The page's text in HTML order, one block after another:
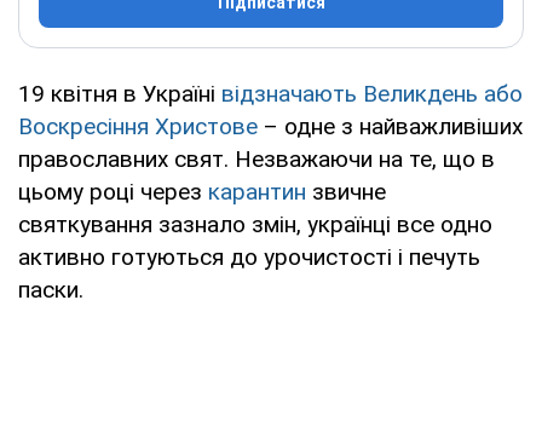
19 квітня в Україні відзначають Великдень або
Воскресіння Христове – одне з найважливіших
православних свят. Незважаючи на те, що в
цьому році через карантин звичне
святкування зазнало змін, українці все одно
активно готуються до урочистості і печуть
паски.